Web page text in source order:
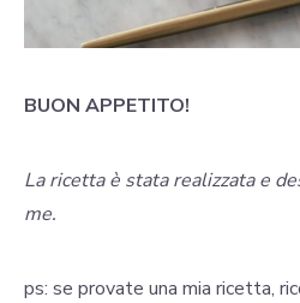
BUON APPETITO!
La ricetta è stata realizzata e
me.
ps: se provate una mia ricetta,